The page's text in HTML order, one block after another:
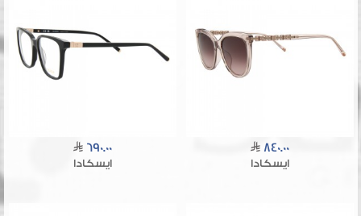
840.00
ايسكادا
690.00
ايسكادا